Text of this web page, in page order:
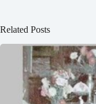
Related Posts